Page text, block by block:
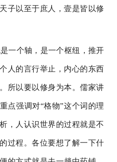
子以至于庶人，壹是皆以修
一个轴，是一个枢纽，推开
人的言行举止，内心的东西
所以要以修身为本。儒家讲
点强调对“格物”这个词的理
，人认识世界的过程就是不
过程。各位要想了解一下什